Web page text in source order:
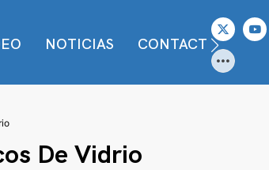
NOTICIAS CONTACTO
De Vidrio